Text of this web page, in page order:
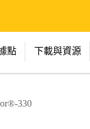
點 下載與資源
330